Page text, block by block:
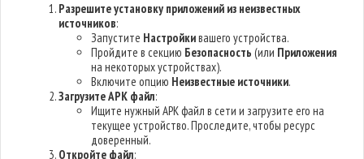
Разрешите установку приложений из неизвестных
источников:
Запустите Настройкивашего устройства.
Пройдите в секцию Безопасность (или Приложения
на некоторых устройствах).
Включите опцию Неизвестные источники.
Загрузите APK файл:
Ищите нужный APK файл в сети и загрузите его на
текущее устройство. Проследите, чтобы ресурс
доверенный.
Откройте файл: